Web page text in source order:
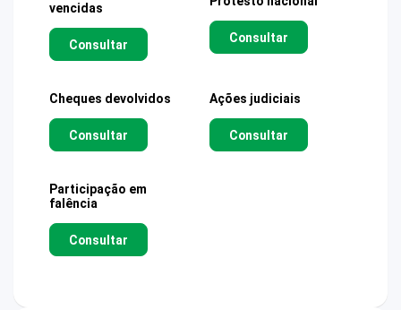
vencidas
Consultar Consultar
Cheques devolvidos
Consultar
Ações judiciais
Consultar
Participação em
falência
Consultar